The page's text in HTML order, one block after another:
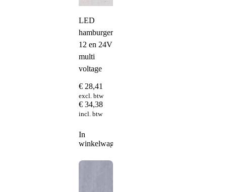
LED
hamburgerachterlicht
12 en 24V
multi
voltage
€ 28,41
excl. btw
€ 34,38
incl. btw
In
winkelwagen